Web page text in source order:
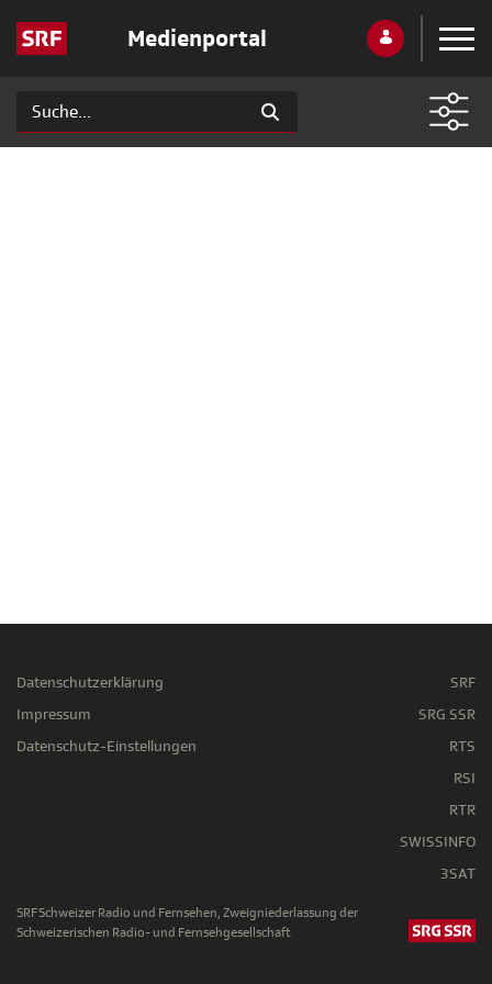
Medienportal
Datenschutzerklärung
Impressum
Datenschutz-Einstellungen
SRF
SRG SSR
RTS
RSI
RTR
SWISSINFO
3SAT
SRF Schweizer Radio und Fernsehen, Zweigniederlassung der
Schweizerischen Radio- und Fernsehgesellschaft